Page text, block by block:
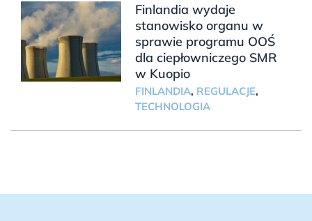
Finlandia wydaje
stanowisko organu w
sprawie programu OOŚ
dla ciepłowniczego SMR
w Kuopio
FINLANDIA, REGULACJE,
TECHNOLOGIA